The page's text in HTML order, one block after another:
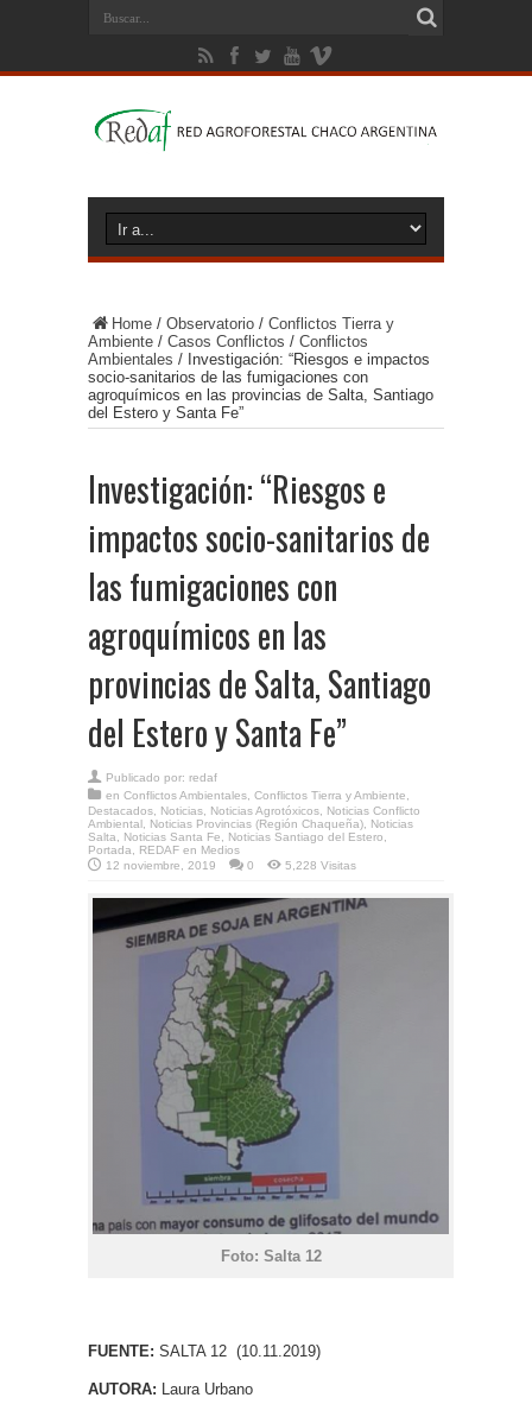
Home / Observatorio / Conflictos Tierra y
Ambiente / Casos Conflictos / Conflictos
Ambientales / Investigación: “Riesgos e impactos
socio-sanitarios de las fumigaciones con
agroquímicos en las provincias de Salta, Santiago
del Estero y Santa Fe”
Investigación: “Riesgos e
impactos socio-sanitarios de
las fumigaciones con
agroquímicos en las
provincias de Salta, Santiago
del Estero y Santa Fe”
Publicado por: redaf
en Conflictos Ambientales Conflictos Tierra y Ambiente
Destacados
Noticias Noticias Agrotóxicos
Noticias Conflicto
Ambiental
Noticias Provincias (Región Chaqueña)
Noticias
Salta
Noticias Santa Fe Noticias Santiago del Estero
Portada
REDAF en Medios
12 noviembre, 2019
0 5,228 Visitas
Foto: Salta 12
FUENTE: SALTA 12 (10.11.2019)
AUTORA: Laura Urbano